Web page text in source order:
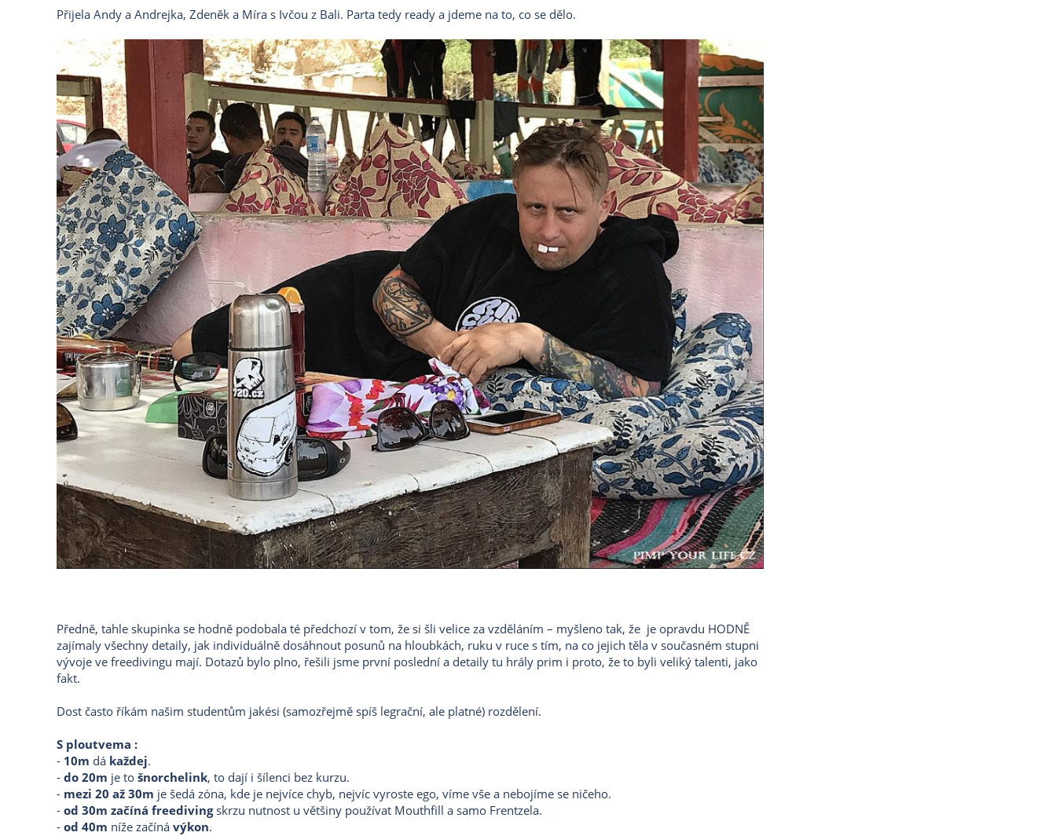
Přijela Andy a Andrejka, Zdeněk a Míra s Ivčou z Bali. Parta tedy ready a jdeme na to, co se dělo.
Předně, tahle skupinka se hodně podobala té předchozí v tom, že si šli velice za vzděláním – myšleno tak, že je opravdu HODNĚ
zajímaly všechny detaily, jak individuálně dosáhnout posunů na hloubkách, ruku v ruce s tím, na co jejich těla v současném stupni
vývoje ve freedivingu mají. Dotazů bylo plno, řešili jsme první poslední a detaily tu hrály prim i proto, že to byli veliký talenti, jako
fakt.
Dost často říkám našim studentům jakési (samozřejmě spíš legrační, ale platné) rozdělení.
S ploutvema :
- 10m dá každej.
- do 20m je to šnorchelink, to dají i šílenci bez kurzu.
- mezi 20 až 30m je šedá zóna, kde je nejvíce chyb, nejvíc vyroste ego, víme vše a nebojíme se ničeho.
- od 30m začíná freedivingskrzu nutnost u většiny používat Mouthfill a samo Frentzela.
- od 40m níže začíná výkon.